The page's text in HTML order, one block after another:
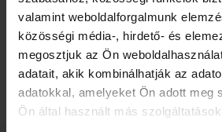
valamint weboldalforgalmunk
közösségi média-, hirdető- és
megosztjuk az Ön
adatait, akik kombinálhatják az
adatokkal, amelyeket Ön adott meg
Ön által használt más